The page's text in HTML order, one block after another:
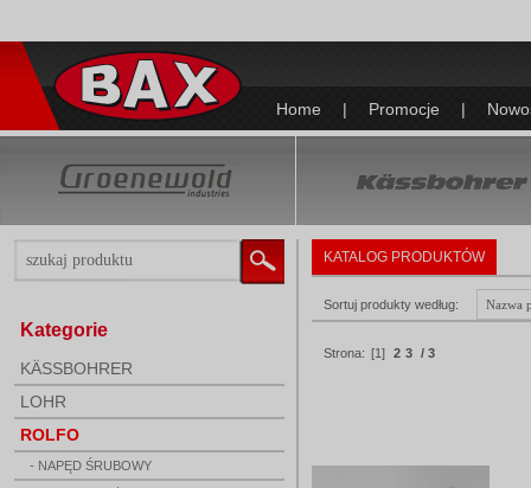
Home | Promocje |
Kategorie
KÄSSBOHRER
LOHR
ROLFO
- NAPĘD ŚRUBOWY
KATALOG PRODUKTÓW
Sortuj produkty według:
Strona: [1] 2 3 / 3